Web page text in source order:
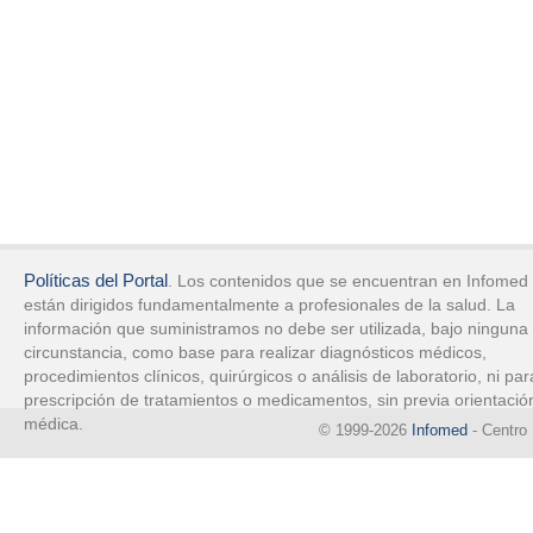
Políticas del Portal. Los contenidos que se encuentran en Infomed
están dirigidos fundamentalmente a profesionales de la salud. La
información que suministramos no debe ser utilizada, bajo ninguna
circunstancia, como base para realizar diagnósticos médicos,
procedimientos clínicos, quirúrgicos o análisis de laboratorio, ni
prescripción de tratamientos o medicamentos, sin previa
médica.
© 1999-2026 Infomed - Centro